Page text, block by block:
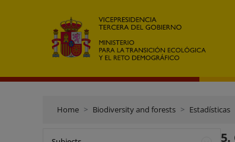
Home Biodiversity and forests Estadísticas
5.